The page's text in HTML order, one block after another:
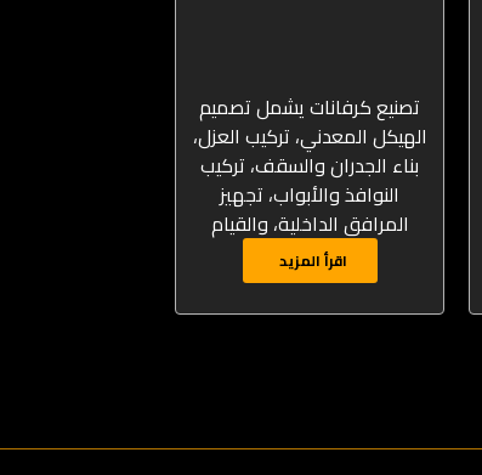
تصنيع كرفانات يشمل تصميم
الهيكل المعدني، تركيب العزل،
بناء الجدران والسقف، تركيب
النوافذ والأبواب، تجهيز
المرافق الداخلية، والقيام
اقرأ المزيد